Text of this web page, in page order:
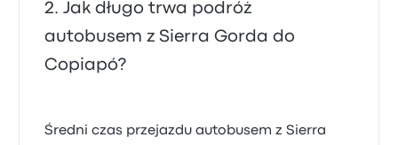
Jak długo trwa podróż
autobusem z Sierra Gorda do
Copiapó?
Średni czas przejazdu autobusem z Sierra